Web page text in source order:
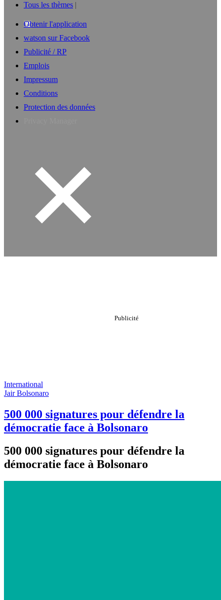
Tous les thèmes
Obtenir l'application
watson sur Facebook
Publicité / RP
Emplois
Impressum
Conditions
Protection des données
International
Jair Bolsonaro
500 000 signatures pour défendre la
démocratie face à Bolsonaro
500 000 signatures pour défendre la
démocratie face à Bolsonaro